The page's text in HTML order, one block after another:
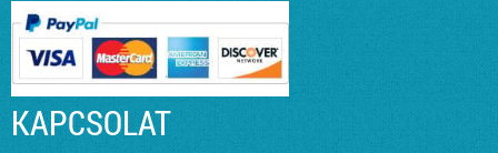
KAPCSOLAT